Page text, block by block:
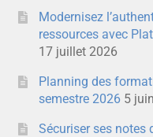
Modernisez
ressources avec
17 juillet 2026
Planning des
semestre 2026 5
Sécuriser ses notes